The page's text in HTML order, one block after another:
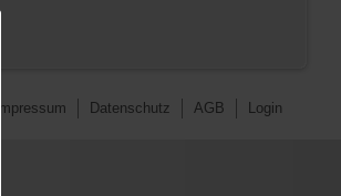
Impressum Datenschutz AGB Login